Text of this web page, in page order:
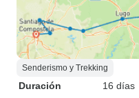
Senderismo y Trekking
Duración
16 días